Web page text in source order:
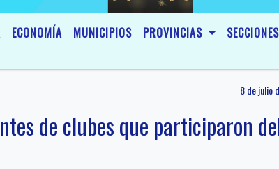
ECONOMÍA MUNICIPIOS PROVINCIAS SECCIONES
8 de julio
de clubes que participaron